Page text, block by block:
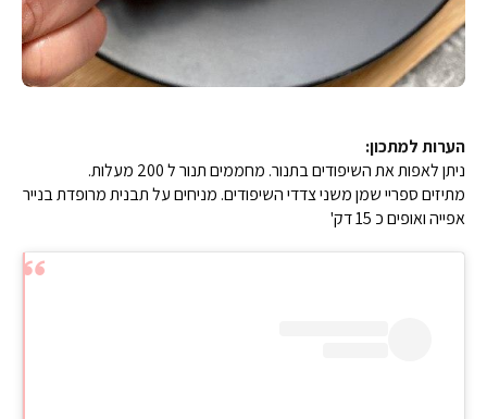
הערות למתכון:
ניתן לאפות את השיפודים בתנור. מחממים תנור ל 200 מעלות.
מתיזים ספריי שמן משני צדדי השיפודים. מניחים על תבנית מרופדת בנייר
אפייה ואופים כ 15 דק'